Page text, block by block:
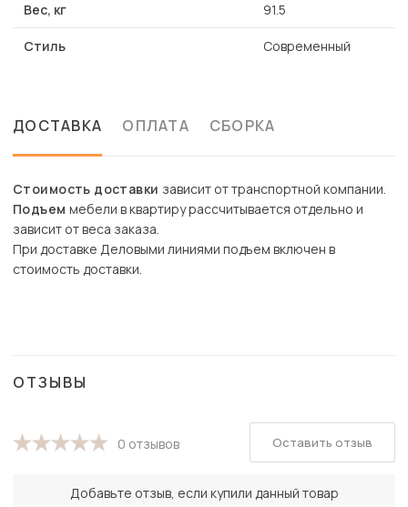
Вес, кг 91.5
Стиль Современный
ДОСТАВКА ОПЛАТА СБОРКА
Стоимость доставки зависит от транспортной компании.
Подъем мебели в квартиру рассчитывается отдельно и
зависит от веса заказа.
При доставке Деловыми линиями подъем включен в
стоимость доставки.
ОТЗЫВЫ
0 отзывов
Добавьте отзыв, если купили данный товар
Оставить отзыв